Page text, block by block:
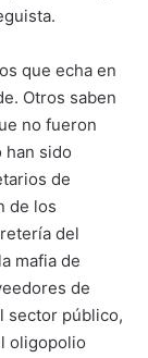
que echa en
Otros saben
no fueron
han sido
de
de los
del
mafia de
de
sector público,
oligopolio